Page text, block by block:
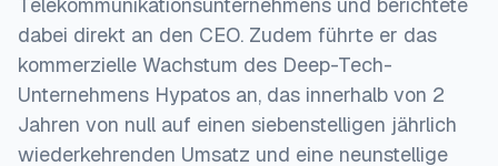
Telekommunikationsunternehmens und berichtete
dabei direkt an den CEO. Zudem führte er das
kommerzielle Wachstum des Deep-Tech-
Unternehmens Hypatos an, das innerhalb von 2
Jahren von null auf einen siebenstelligen jährlich
wiederkehrenden Umsatz und eine neunstellige